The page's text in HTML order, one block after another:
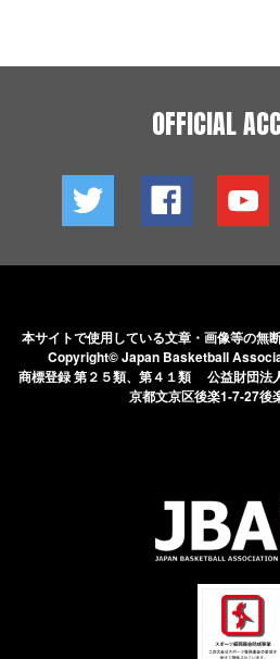
OFFICIAL
本サイトで使用している文章・画像等の無
Copyright© Japan Basketball
商標登録 第２５類、第４１類 公益財団法
京都文京区後楽1-7-27後